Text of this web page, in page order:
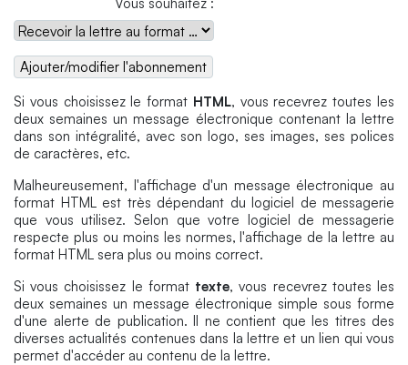
Si vous choisissez le format HTML, vous recevrez toutes les
deux semaines un message électronique contenant la lettre
dans son intégralité, avec son logo, ses images, ses polices
de caractères, etc.
Malheureusement, l'affichage d'un message électronique au
format HTML est très dépendant du logiciel de messagerie
que vous utilisez. Selon que votre logiciel de messagerie
respecte plus ou moins les normes, l'affichage de la lettre au
format HTML sera plus ou moins correct.
Si vous choisissez le format texte, vous recevrez toutes les
deux semaines un message électronique simple sous forme
d'une alerte de publication. Il ne contient que les titres des
diverses actualités contenues dans la lettre et un lien qui vous
permet d'accéder au contenu de la lettre.